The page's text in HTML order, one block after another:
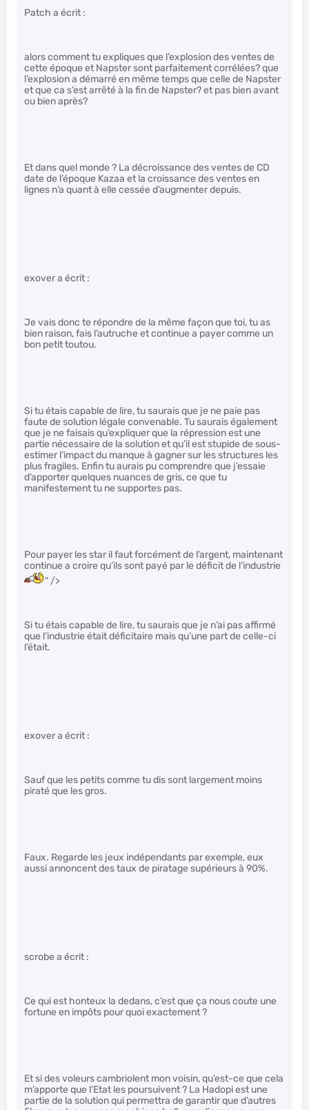
Patch a écrit :
alors comment tu expliques que l’explosion des ventes de
cette époque et Napster sont parfaitement corrélées? que
l’explosion a démarré en même temps que celle de Napster
et que ca s’est arrêté à la fin de Napster? et pas bien avant
ou bien après?
Et dans quel monde ? La décroissance des ventes de CD
date de l’époque Kazaa et la croissance des ventes en
lignes n’a quant à elle cessée d’augmenter depuis.
exover a écrit :
Je vais donc te répondre de la même façon que toi, tu as
bien raison, fais l’autruche et continue a payer comme un
bon petit toutou.
Si tu étais capable de lire, tu saurais que je ne paie pas
faute de solution légale convenable. Tu saurais également
que je ne faisais qu’expliquer que la répression est une
partie nécessaire de la solution et qu’il est stupide de sous-
estimer l’impact du manque à gagner sur les structures les
plus fragiles. Enfin tu aurais pu comprendre que j’essaie
d’apporter quelques nuances de gris, ce que tu
manifestement tu ne supportes pas.
Pour payer les star il faut forcément de l’argent, maintenant
continue a croire qu’ils sont payé par le déficit de l’industrie
" />
Si tu étais capable de lire, tu saurais que je n’ai pas affirmé
que l’industrie était déficitaire mais qu’une part de celle-ci
l’était.
exover a écrit :
Sauf que les petits comme tu dis sont largement moins
piraté que les gros.
Faux. Regarde les jeux indépendants par exemple, eux
aussi annoncent des taux de piratage supérieurs à 90%.
scrobe a écrit :
Ce qui est honteux la dedans, c’est que ça nous coute une
fortune en impôts pour quoi exactement ?
Et si des voleurs cambriolent mon voisin, qu’est-ce que cela
m’apporte que l’Etat les poursuivent ? La Hadopi est une
partie de la solution qui permettra de garantir que d’autres